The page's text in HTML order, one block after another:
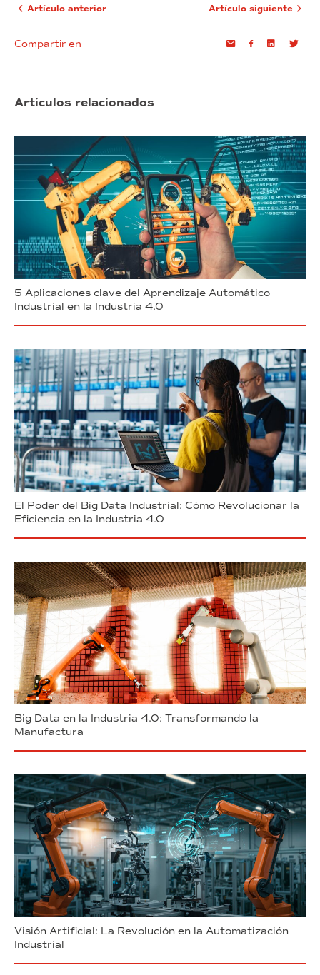
Artículo anterior
Compartir en EmailFacebookLinkedin
Artículo siguiente
Artículos relacionados
5 Aplicaciones clave del Aprendizaje Automático
Industrial en la Industria 4.0
El Poder del Big Data Industrial: Cómo Revolucionar la
Eficiencia en la Industria 4.0
Big Data en la Industria 4.0: Transformando la
Manufactura
Visión Artificial: La Revolución en la Automatización
Industrial